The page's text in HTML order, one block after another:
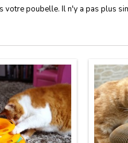
votre poubelle. Il n'y a pas plus